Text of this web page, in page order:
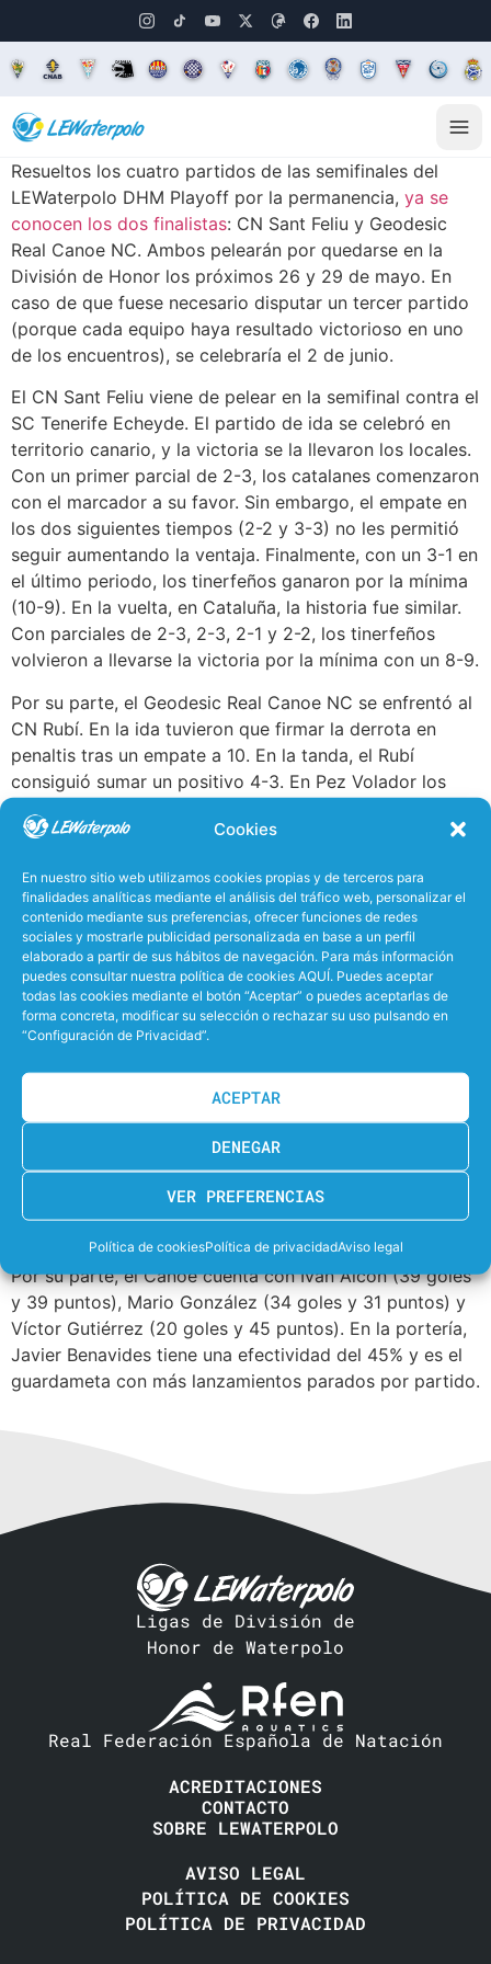
Cookies
En nuestro sitio web utilizamos cookies propias y de terceros para
finalidades analíticas mediante el análisis del tráfico web, personalizar el
contenido mediante sus preferencias, ofrecer funciones de redes
sociales y mostrarle publicidad personalizada en base a un perfil
elaborado a partir de sus hábitos de navegación. Para más información
puedes consultar nuestra política de cookies AQUÍ. Puedes aceptar
todas las cookies mediante el botón “Aceptar” o puedes aceptarlas de
forma concreta, modificar su selección o rechazar su uso pulsando en
“Configuración de Privacidad”.
ACEPTAR
DENEGAR
VER PREFERENCIAS
Política de cookiesPolítica de privacidadAviso legal
Resueltos los cuatro partidos de las semifinales del
LEWaterpolo DHM Playoff por la permanencia, ya se
conocen los dos finalistas: CN Sant Feliu y Geodesic
Real Canoe NC. Ambos pelearán por quedarse en la
División de Honor los próximos 26 y 29 de mayo. En
caso de que fuese necesario disputar un tercer partido
(porque cada equipo haya resultado victorioso en uno
de los encuentros), se celebraría el 2 de junio.
El CN Sant Feliu viene de pelear en la semifinal contra el
SC Tenerife Echeyde. El partido de ida se celebró en
territorio canario, y la victoria se la llevaron los locales.
Con un primer parcial de 2-3, los catalanes comenzaron
con el marcador a su favor. Sin embargo, el empate en
los dos siguientes tiempos (2-2 y 3-3) no les permitió
seguir aumentando la ventaja. Finalmente, con un 3-1 en
el último periodo, los tinerfeños ganaron por la mínima
(10-9). En la vuelta, en Cataluña, la historia fue similar.
Con parciales de 2-3, 2-3, 2-1 y 2-2, los tinerfeños
volvieron a llevarse la victoria por la mínima con un 8-9.
Por su parte, el Geodesic Real Canoe NC se enfrentó al
CN Rubí. En la ida tuvieron que firmar la derrota en
penaltis tras un empate a 10. En la tanda, el Rubí
consiguió sumar un positivo 4-3. En Pez Volador los
en el tiempo reglamentario. Con parciales de 1-3, 4-2,
Con estos resultados, la final del playoff por la
permanencia promete ser un gran encuentro. En la liga
regular, el primer enfrentamiento entre el CN Sant Feliu
y el Geodesic Real Canoe NC lo ganaron los de Fran
Torres por 11 a 8 en su casa. El siguiente, en Pez
Volador, se lo llevaron los anfitriones por 13 a 8. Desde
En el arco del ‘Santfe’ destacan Marc Lucena (45 goles
y 36 puntos de valoración), Gabriel Acosta (30 goles y
27 puntos) y Vicenç Zurita (29 goles y 28 puntos).
Además, bajo palos tienen a Enrique Cruz, quien con
una efectividad del 36% es el segundo portero con más
Por su parte, el Canoe cuenta con Iván Alcón (39 goles
y 39 puntos), Mario González (34 goles y 31 puntos) y
Víctor Gutiérrez (20 goles y 45 puntos). En la portería,
Javier Benavides tiene una efectividad del 45% y es el
guardameta con más lanzamientos parados por partido.
Ligas de División de
Honor de Waterpolo
Real Federación Española de Natación
ACREDITACIONES
CONTACTO
SOBRE LEWATERPOLO
AVISO LEGAL
POLÍTICA DE COOKIES
POLÍTICA DE PRIVACIDAD